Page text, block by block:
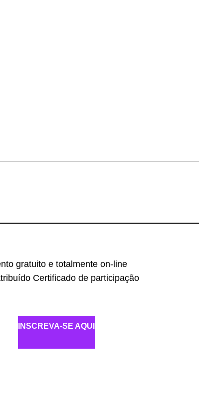
gratuito e totalmente on-line
Certificado de participação
INSCREVA-SE AQUI